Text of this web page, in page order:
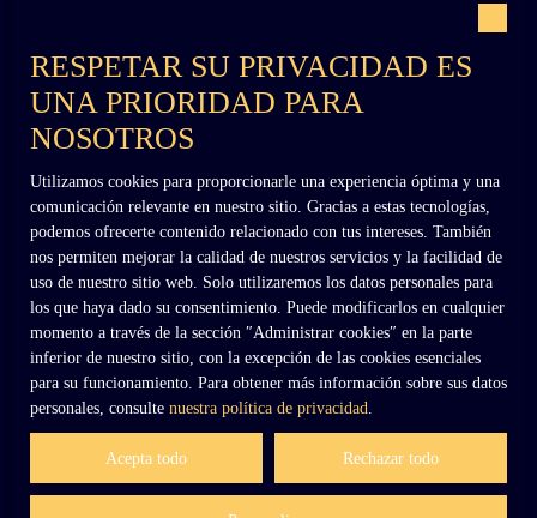
+33 (0)6 02 27 54 27
contact@dennielimmobilier.fr
RESPETAR SU PRIVACIDAD ES
UNA PRIORIDAD PARA
NOSOTROS
Utilizamos cookies para proporcionarle una experiencia óptima y una
comunicación relevante en nuestro sitio. Gracias a estas tecnologías,
podemos ofrecerte contenido relacionado con tus intereses. También
nos permiten mejorar la calidad de nuestros servicios y la facilidad de
uso de nuestro sitio web. Solo utilizaremos los datos personales para
los que haya dado su consentimiento. Puede modificarlos en cualquier
momento a través de la sección ″Administrar cookies″ en la parte
inferior de nuestro sitio, con la excepción de las cookies esenciales
para su funcionamiento. Para obtener más información sobre sus datos
personales, consulte nuestra política de privacidad.
Acepta todo Rechazar todo